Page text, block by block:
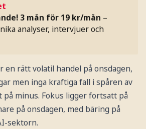
3 mån för 19 kr/mån –
analyser, intervjuer och
en rätt volatil handel på onsdagen,
men inga kraftiga fall i spåren av
på minus. Fokus ligger fortsatt på
på onsdagen, med bäring på
sektorn.